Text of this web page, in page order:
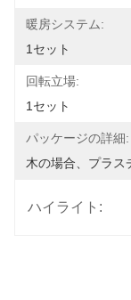
暖房システム:
1セット
回転立場:
1セット
パッケージの詳細:
木の場合、プラス
ハイライト: